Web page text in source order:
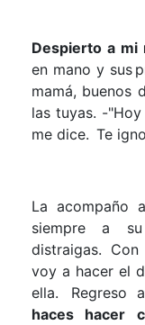
Despierto a mi
en mano y sus
mamá, buenos
las tuyas. -
me dice. Te
La acompaño
siempre a
distraigas. Con
voy a hacer el
ella.
Regreso
haces hacer